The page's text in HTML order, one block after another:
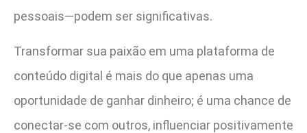
pessoais—podem ser significativas.
Transformar sua paixão em uma plataforma de
conteúdo digital é mais do que apenas uma
oportunidade de ganhar dinheiro; é uma chance de
conectar-se com outros, influenciar positivamente